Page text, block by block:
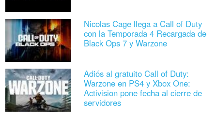
Nicolas Cage llega a Call of Duty
con la Temporada 4 Recargada de
Black Ops 7 y Warzone
Adiós al gratuito Call of Duty:
Warzone en PS4 y Xbox One:
Activision pone fecha al cierre de
servidores